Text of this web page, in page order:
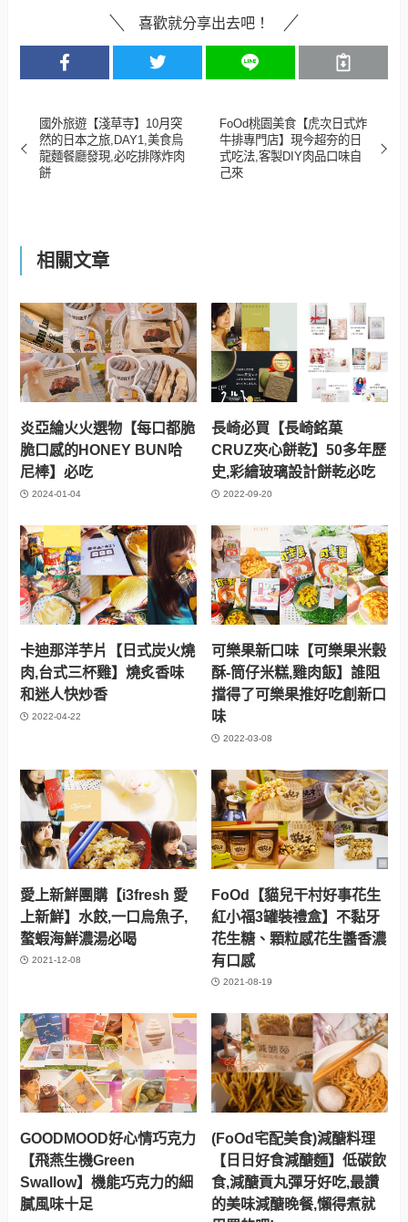
喜歡就分享出去吧！
國外旅遊【淺草寺】10月突
然的日本之旅,DAY1,美食烏
龍麵餐廳發現,必吃排隊炸肉
餅
FoOd桃園美食【虎次日式炸
牛排專門店】現今超夯的日
式吃法,客製DIY肉品口味自
己來
相關文章
炎亞綸火火選物【每口都脆
脆口感的HONEY BUN哈
尼棒】必吃
2024-01-04
長崎必買【長崎銘菓
CRUZ夾心餅乾】50多年歷
史,彩繪玻璃設計餅乾必吃
2022-09-20
卡迪那洋芋片【日式炭火燒
肉,台式三杯雞】燒炙香味
和迷人快炒香
2022-04-22
可樂果新口味【可樂果米穀
酥-筒仔米糕,雞肉飯】誰阻
擋得了可樂果推好吃創新口
味
2022-03-08
愛上新鮮團購【i3fresh 愛
上新鮮】水餃,一口烏魚子,
螯蝦海鮮濃湯必喝
2021-12-08
FoOd【貓兒干村好事花生
紅小福3罐裝禮盒】不黏牙
花生糖、顆粒感花生醬香濃
有口感
2021-08-19
GOODMOOD好心情巧克力
【飛燕生機Green
Swallow】機能巧克力的細
膩風味十足
(FoOd宅配美食)減醣料理
【日日好食減醣麵】低碳飲
食,減醣貢丸彈牙好吃,最讚
的美味減醣晚餐,懶得煮就